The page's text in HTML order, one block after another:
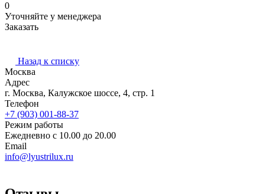
0
Уточняйте у менеджера
Заказать
Назад к списку
Москва
Адрес
г. Москва, Калужское шоссе, 4, стр. 1
Телефон
+7 (903) 001-88-37
Режим работы
Ежедневно с 10.00 до 20.00
Email
info@lyustrilux.ru